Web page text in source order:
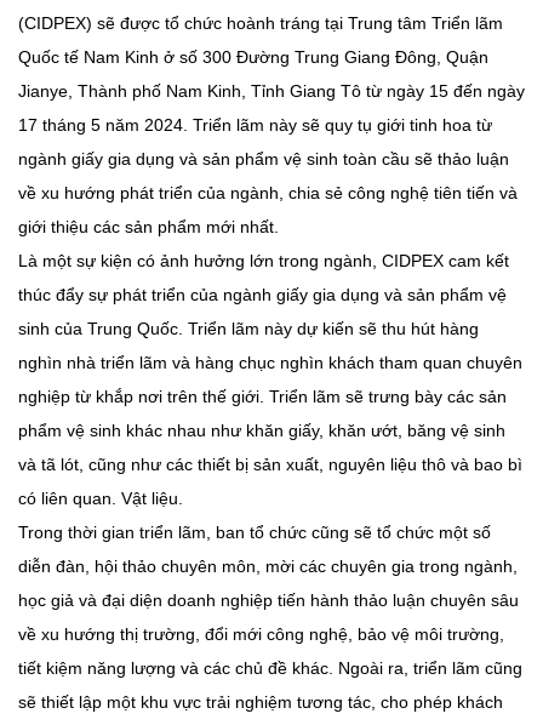
(CIDPEX) sẽ được tổ chức hoành tráng tại Trung tâm Triển lãm
Quốc tế Nam Kinh ở số 300 Đường Trung Giang Đông, Quận
Jianye, Thành phố Nam Kinh, Tỉnh Giang Tô từ ngày 15 đến ngày
17 tháng 5 năm 2024. Triển lãm này sẽ quy tụ giới tinh hoa từ
ngành giấy gia dụng và sản phẩm vệ sinh toàn cầu sẽ thảo luận
về xu hướng phát triển của ngành, chia sẻ công nghệ tiên tiến và
giới thiệu các sản phẩm mới nhất.
Là một sự kiện có ảnh hưởng lớn trong ngành, CIDPEX cam kết
thúc đẩy sự phát triển của ngành giấy gia dụng và sản phẩm vệ
sinh của Trung Quốc. Triển lãm này dự kiến ​​sẽ thu hút hàng
nghìn nhà triển lãm và hàng chục nghìn khách tham quan chuyên
nghiệp từ khắp nơi trên thế giới. Triển lãm sẽ trưng bày các sản
phẩm vệ sinh khác nhau như khăn giấy, khăn ướt, băng vệ sinh
và tã lót, cũng như các thiết bị sản xuất, nguyên liệu thô và bao bì
có liên quan. Vật liệu.
Trong thời gian triển lãm, ban tổ chức cũng sẽ tổ chức một số
diễn đàn, hội thảo chuyên môn, mời các chuyên gia trong ngành,
học giả và đại diện doanh nghiệp tiến hành thảo luận chuyên sâu
về xu hướng thị trường, đổi mới công nghệ, bảo vệ môi trường,
tiết kiệm năng lượng và các chủ đề khác. Ngoài ra, triển lãm cũng
sẽ thiết lập một khu vực trải nghiệm tương tác, cho phép khách